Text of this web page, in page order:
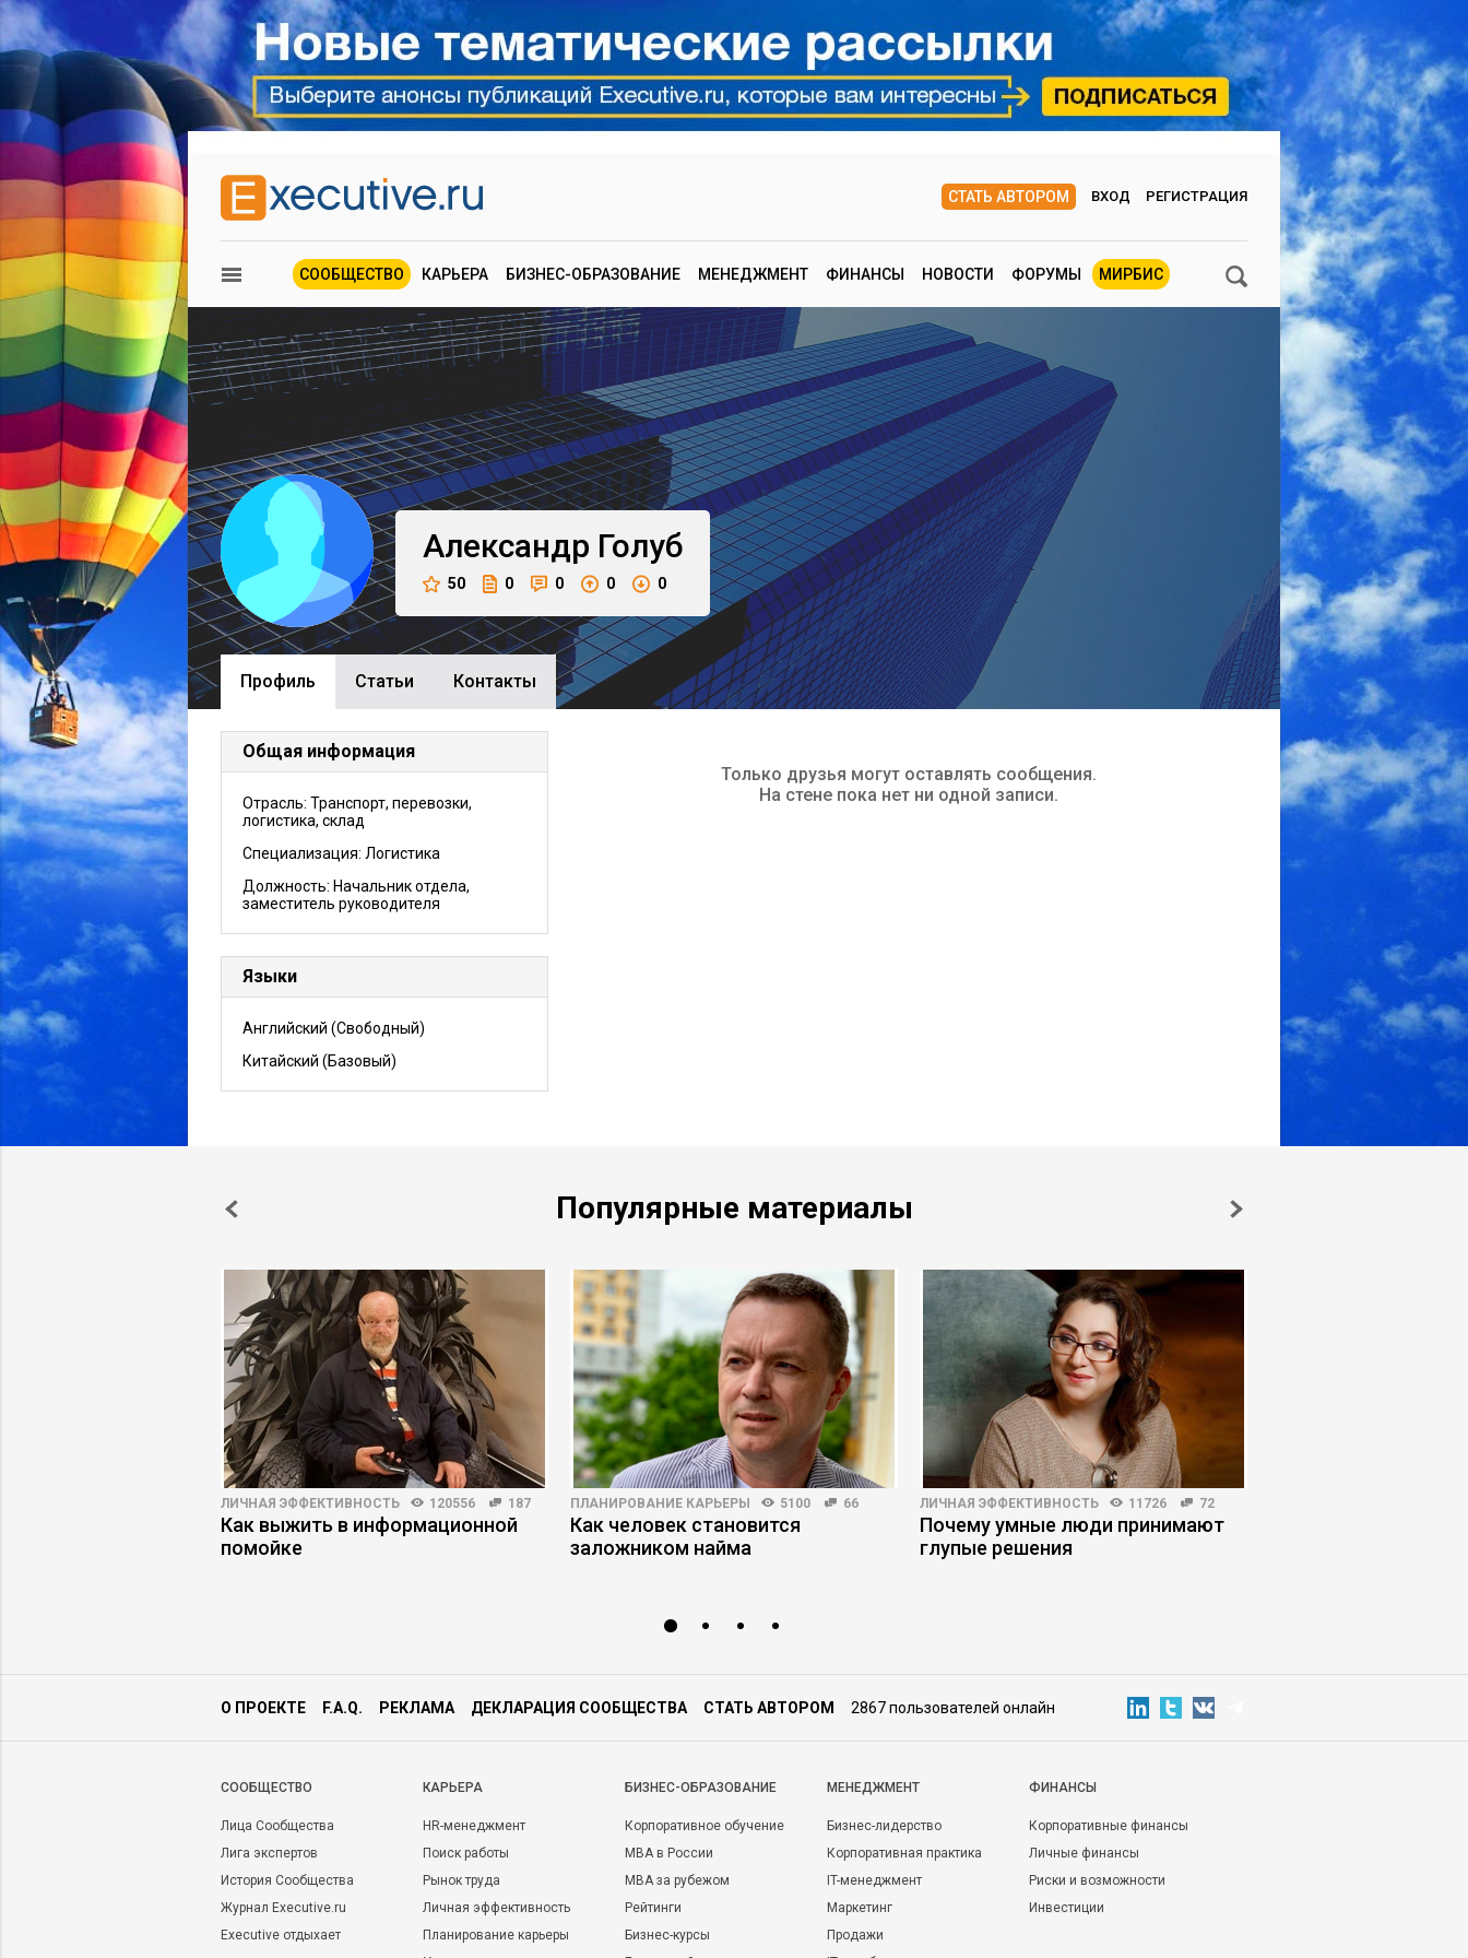
СТАТЬ АВТОРОМ ВХОД РЕГИСТРАЦИЯ
СООБЩЕСТВО КАРЬЕРА БИЗНЕС-ОБРАЗОВАНИЕ МЕНЕДЖМЕНТ ФИНАНСЫ НОВОСТИ ФОРУМЫ МИРБИС
Александр Голуб
50 0 0 0 0
Профиль Cтатьи Контакты
Общая информация
Отрасль: Транспорт, перевозки,
логистика, склад
Специализация: Логистика
Должность: Начальник отдела,
заместитель руководителя
Языки
Английский (Свободный)
Китайский (Базовый)
Только друзья могут оставлять сообщения.
На стене пока нет ни одной записи.
Популярные материалы
ЛИЧНАЯ ЭФФЕКТИВНОСТЬ 120556 187
Как выжить в информационной
помойке
ПЛАНИРОВАНИЕ КАРЬЕРЫ 5100 66
Как человек становится
заложником найма
ЛИЧНАЯ ЭФФЕКТИВНОСТЬ 11726 72
Почему умные люди принимают
глупые решения
О ПРОЕКТЕ F.A.Q. РЕКЛАМА ДЕКЛАРАЦИЯ СООБЩЕСТВА СТАТЬ АВТОРОМ 2867 пользователей онлайн
CООБЩЕСТВО
Лица Сообщества
Лига экспертов
История Сообщества
Журнал Executive.ru
Executive отдыхает
КАРЬЕРА
HR-менеджмент
Поиск работы
Рынок труда
Личная эффективность
Планирование карьеры
БИЗНЕС-ОБРАЗОВАНИЕ
Корпоративное обучение
MBA в России
MBA за рубежом
Рейтинги
Бизнес-курсы
МЕНЕДЖМЕНТ
Бизнес-лидерство
Корпоративная практика
IT-менеджмент
Маркетинг
Продажи
ФИНАНСЫ
Корпоративные финансы
Личные финансы
Риски и возможности
Инвестиции